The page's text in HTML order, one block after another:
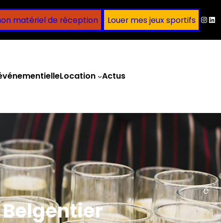
matériel de réception Louer mes jeux sportifs
Location Actus